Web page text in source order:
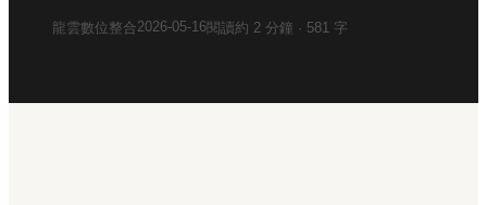
龍雲數位整合2026-05-16閱讀約 2 分鐘 · 581 字